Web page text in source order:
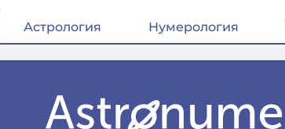
Астрология Нумерология